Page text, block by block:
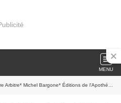
MENU
Bargone* Éditions de l'Apothéose* par Martine Lévesque*